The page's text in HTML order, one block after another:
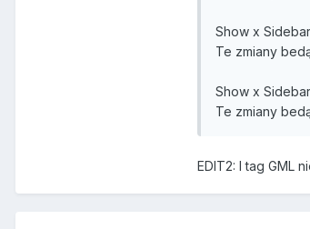
Show x
Te zmiany
Show x
Te zmiany
EDIT2: I tag GML